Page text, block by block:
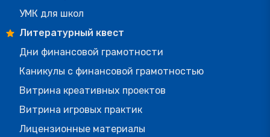
УМК для школ
Литературный квест
Дни финансовой грамотности
Каникулы с финансовой грамотностью
Витрина креативных проектов
Витрина игровых практик
Лицензионные материалы